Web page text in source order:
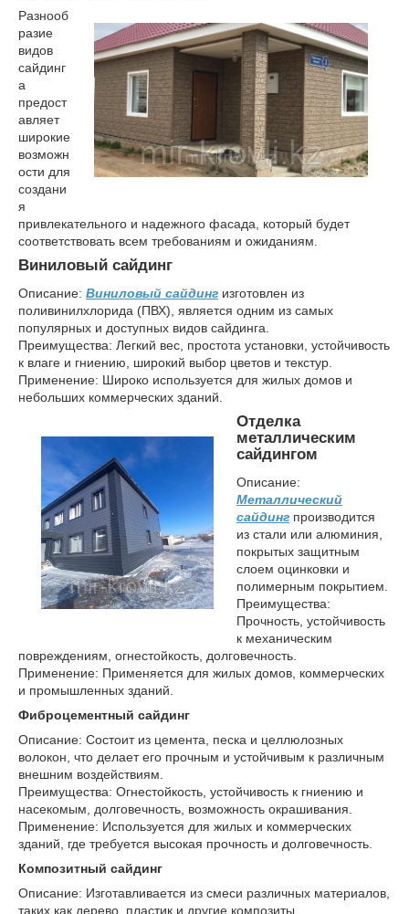
Разнооб
разие
видов
сайдинг
а
предост
авляет
широкие
возможн
ости для
создани
я
привлекательного и надежного фасада, который будет
соответствовать всем требованиям и ожиданиям.
Виниловый сайдинг
Описание: Виниловый сайдинг изготовлен из
поливинилхлорида (ПВХ), является одним из самых
популярных и доступных видов сайдинга.
Преимущества: Легкий вес, простота установки, устойчивость
к влаге и гниению, широкий выбор цветов и текстур.
Применение: Широко используется для жилых домов и
небольших коммерческих зданий.
Отделка
металлическим
сайдингом
Описание:
Металлический
сайдинг производится
из стали или алюминия,
покрытых защитным
слоем оцинковки и
полимерным покрытием.
Преимущества:
Прочность, устойчивость
к механическим
повреждениям, огнестойкость, долговечность.
Применение: Применяется для жилых домов, коммерческих
и промышленных зданий.
Фиброцементный сайдинг
Описание: Состоит из цемента, песка и целлюлозных
волокон, что делает его прочным и устойчивым к различным
внешним воздействиям.
Преимущества: Огнестойкость, устойчивость к гниению и
насекомым, долговечность, возможность окрашивания.
Применение: Используется для жилых и коммерческих
зданий, где требуется высокая прочность и долговечность.
Композитный сайдинг
Описание: Изготавливается из смеси различных материалов,
таких как дерево, пластик и другие композиты.